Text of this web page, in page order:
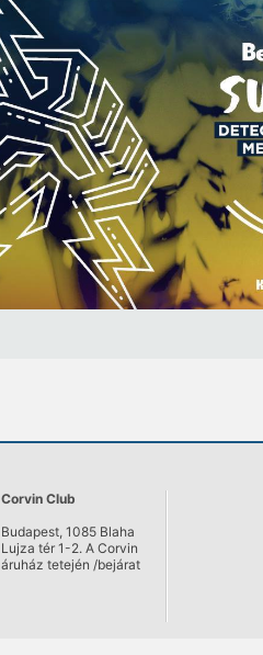
Corvin Club
Budapest, 1085 Blaha
Lujza tér 1-2. A Corvin
áruház tetején /bejárat